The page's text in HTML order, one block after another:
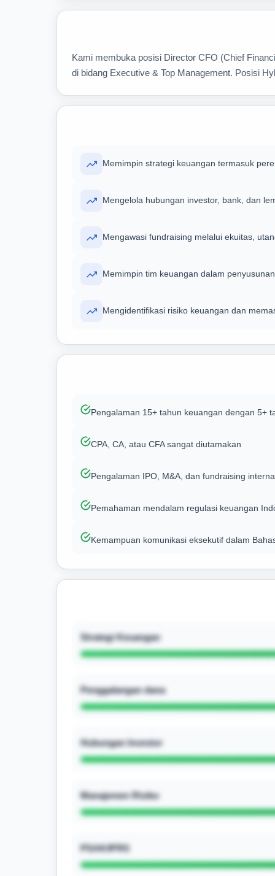
Kami membuka posisi Director CFO (Chief
di bidang Executive & Top Management. Posisi
Memimpin strategi keuangan termasuk
Mengelola hubungan investor, bank, dan
Mengawasi fundraising melalui ekuitas,
Memimpin tim keuangan dalam
Mengidentifikasi risiko keuangan dan
Pengalaman 15+ tahun keuangan dengan 5+
CPA, CA, atau CFA sangat diutamakan
Pengalaman IPO, M&A, dan fundraising
Pemahaman mendalam regulasi keuangan
Kemampuan komunikasi eksekutif dalam
Strategi Keuangan
Penggalangan dana
Hubungan Investor
Manajemen Risiko
PSAK/IFRS